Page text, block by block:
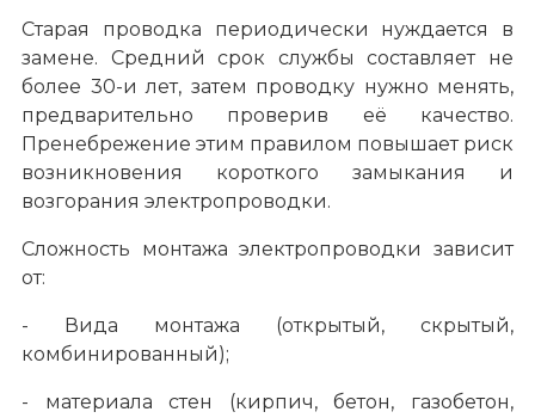
Старая проводка периодически нуждается в
замене. Средний срок службы составляет не
более 30-и лет, затем проводку нужно менять,
предварительно проверив её качество.
Пренебрежение этим правилом повышает риск
возникновения короткого замыкания и
возгорания электропроводки.
Сложность монтажа электропроводки зависит
от:
- Вида монтажа (открытый, скрытый,
комбинированный);
- материала стен (кирпич, бетон, газобетон,